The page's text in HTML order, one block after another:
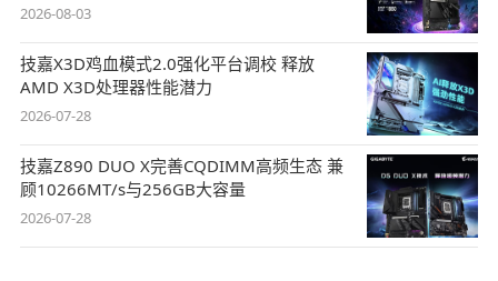
2026-08-03
技嘉X3D鸡血模式2.0强化平台调校 释放
AMD X3D处理器性能潜力
2026-07-28
技嘉Z890 DUO X完善CQDIMM高频生态 兼
顾10266MT/s与256GB大容量
2026-07-28